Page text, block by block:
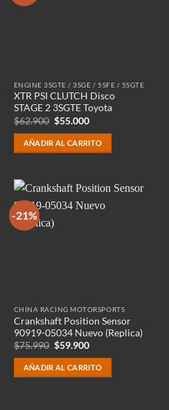
ENGINE 3SGTE / 3SGE / 5SFE / 5SGTE
XTR PSI CLUTCH Disco
STAGE 2 3SGTE Toyota
$62.900 El
original
era:
$62.900.
$55.000El
actual
es:
$55.000.
AÑADIR AL CARRITO
-21%
CHINA RACING MOTORSPORTS
Crankshaft Position Sensor
90919-05034 Nuevo (Replica)
$75.990 El
original
era:
$75.990.
$59.900El
actual
es:
$59.900.
AÑADIR AL CARRITO